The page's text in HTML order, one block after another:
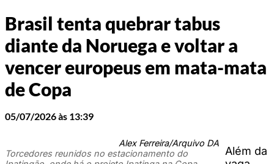
Brasil tenta quebrar tabus
diante da Noruega e voltar a
vencer europeus em mata-mata
de Copa
05/07/2026 às 13:39
Alex Ferreira/Arquivo DA
Torcedores reunidos no estacionamento do
Além da